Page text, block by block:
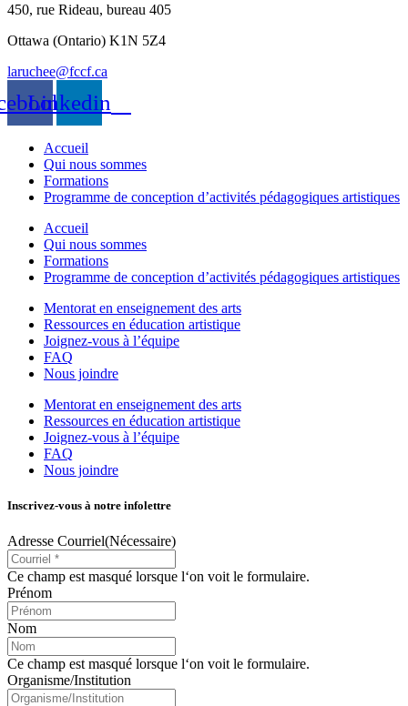
450, rue Rideau, bureau 405
Ottawa (Ontario) K1N 5Z4
laruchee@fccf.ca
Linkedin
Accueil
Qui nous sommes
Formations
Programme de conception d’activités pédagogiques artistiques
Accueil
Qui nous sommes
Formations
Programme de conception d’activités pédagogiques artistiques
Mentorat en enseignement des arts
Ressources en éducation artistique
Joignez-vous à l’équipe
FAQ
Nous joindre
Mentorat en enseignement des arts
Ressources en éducation artistique
Joignez-vous à l’équipe
FAQ
Nous joindre
Inscrivez-vous à notre infolettre
Adresse Courriel(Nécessaire)
Ce champ est masqué lorsque l‘on voit le formulaire.
Prénom
Nom
Ce champ est masqué lorsque l‘on voit le formulaire.
Organisme/Institution